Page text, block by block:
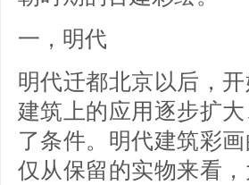
一，明代
明代迁都北京以后，
建筑上的应用逐步扩
了条件。明代建筑彩
仅从保留的实物来看